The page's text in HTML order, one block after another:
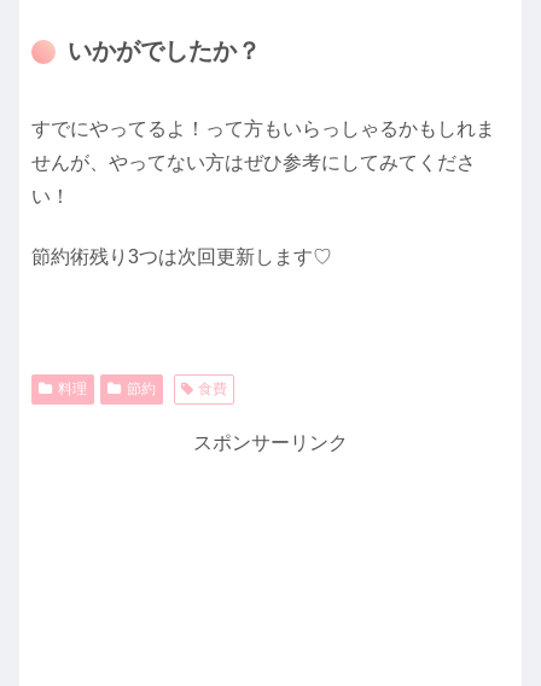
いかがでしたか？
すでにやってるよ！って方もいらっしゃるかもしれま
せんが、やってない方はぜひ参考にしてみてくださ
い！
節約術残り3つは次回更新します♡
料理 節約 食費
スポンサーリンク